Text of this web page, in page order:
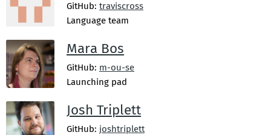
GitHub: traviscross
Language team
Mara Bos
GitHub: m-ou-se
Launching pad
Josh Triplett
GitHub: joshtriplett